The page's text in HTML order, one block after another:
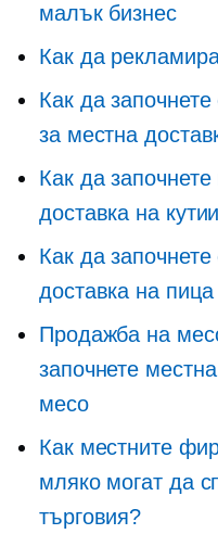
малък бизнес
Как да
Как да
за местна
Как да
доставка на
Как да
доставка на пица
Продажба на
започнете
месо
Как местните
мляко могат да
търговия?